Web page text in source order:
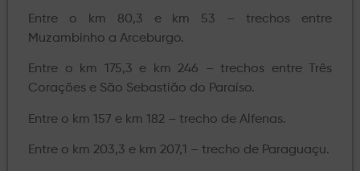
Entre o km 80,3 e km 53 – trechos entre
Muzambinho a Arceburgo.
Entre o km 175,3 e km 246 – trechos entre Três
Corações e São Sebastião do Paraíso.
Entre o km 157 e km 182 – trecho de Alfenas.
Entre o km 203,3 e km 207,1 – trecho de Paraguaçu.